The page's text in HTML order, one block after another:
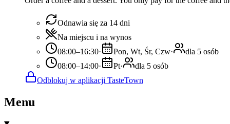
Odnawia się za 14 dni
Na miejscu i na wynos
08:00–16:30· Pon, Wt, Śr, Czw·
dla 5 osób
08:00–14:00· Pt·
dla 5 osób
Odblokuj w aplikacji TasteTown
Menu